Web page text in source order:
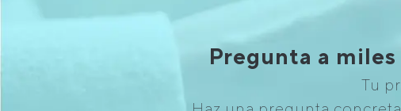
Pregunta a
Tu